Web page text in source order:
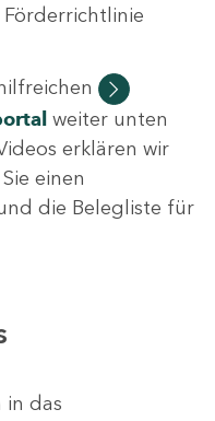
weiter unten
erklären wir
einen
die Belegliste für
in das